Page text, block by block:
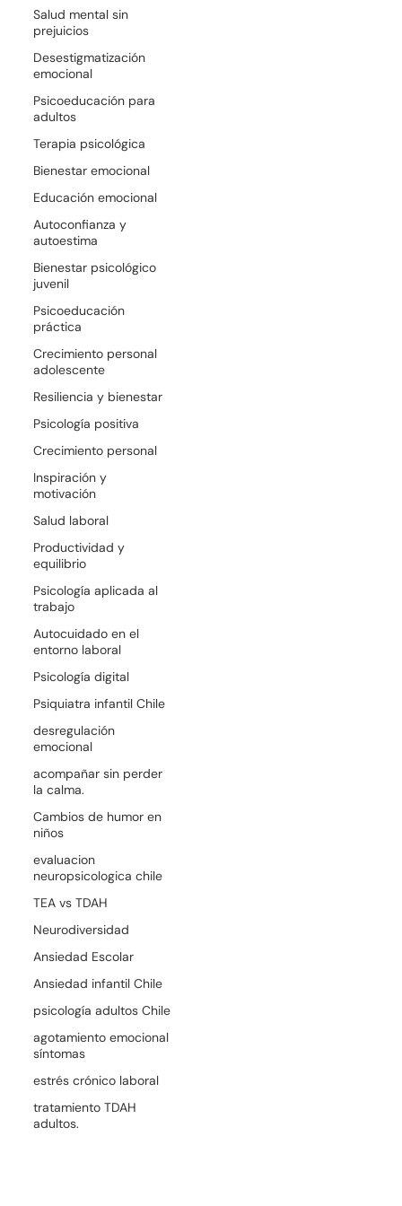
Salud mental sin
prejuicios
Desestigmatización
emocional
Psicoeducación para
adultos
Terapia psicológica
Bienestar emocional
Educación emocional
Autoconfianza y
autoestima
Bienestar psicológico
juvenil
Psicoeducación
práctica
Crecimiento personal
adolescente
Resiliencia y bienestar
Psicología positiva
Crecimiento personal
Inspiración y
motivación
Salud laboral
Productividad y
equilibrio
Psicología aplicada al
trabajo
Autocuidado en el
entorno laboral
Psicología digital
Psiquiatra infantil Chile
desregulación
emocional
acompañar sin perder
la calma.
Cambios de humor en
niños
evaluacion
neuropsicologica chile
TEA vs TDAH
Neurodiversidad
Ansiedad Escolar
Ansiedad infantil Chile
psicología adultos Chile
agotamiento emocional
síntomas
estrés crónico laboral
tratamiento TDAH
adultos.